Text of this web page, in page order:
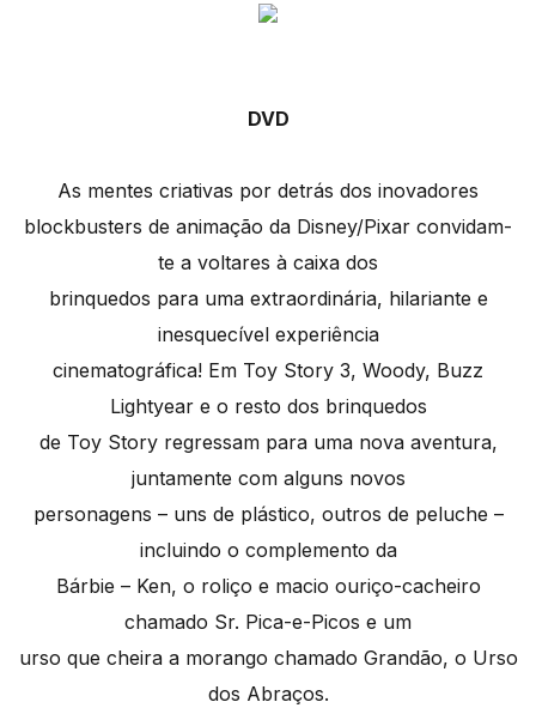
DVD
As mentes criativas por detrás dos inovadores
blockbusters de animação da Disney/Pixar convidam-
te a voltares à caixa dos
brinquedos para uma extraordinária, hilariante e
inesquecível experiência
cinematográfica! Em Toy Story 3, Woody, Buzz
Lightyear e o resto dos brinquedos
de Toy Story regressam para uma nova aventura,
juntamente com alguns novos
personagens – uns de plástico, outros de peluche –
incluindo o complemento da
Bárbie – Ken, o roliço e macio ouriço-cacheiro
chamado Sr. Pica-e-Picos e um
urso que cheira a morango chamado Grandão, o Urso
dos Abraços.